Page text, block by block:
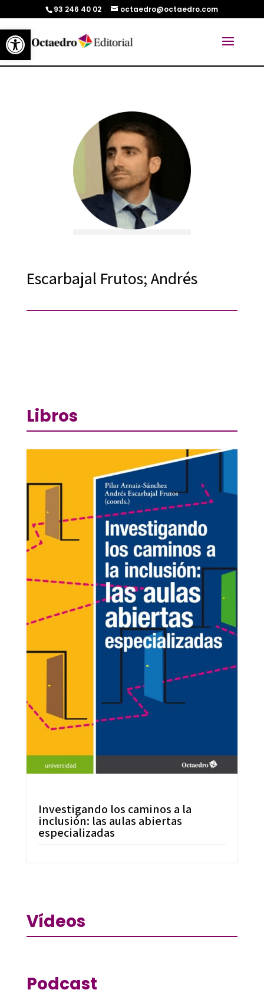
Abrir barra de herramientas
93 246 40 02 octaedro@octaedro.com
Escarbajal Frutos; Andrés
Libros
Investigando los caminos a la
inclusión: las aulas abiertas
especializadas
Vídeos
Podcast